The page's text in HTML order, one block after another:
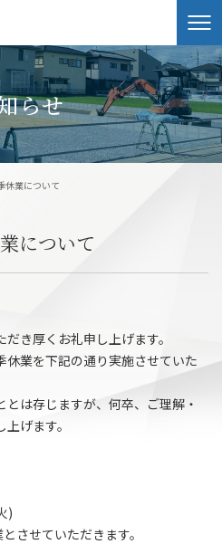
らせ
休業について
について
き厚くお礼申し上げます。
業を下記の通り実施させていた
は存じますが、何卒、ご理解・
げます。
)
させていただきます。